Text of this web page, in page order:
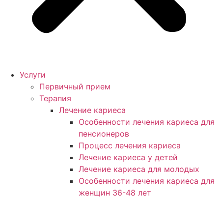
Услуги
Первичный прием
Терапия
Лечение кариеса
Особенности лечения кариеса для
пенсионеров
Процесс лечения кариеса
Лечение кариеса у детей
Лечение кариеса для молодых
Особенности лечения кариеса для
женщин 36-48 лет